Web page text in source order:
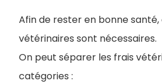
Afin de rester en bonne santé,
vétérinaires sont nécessaires.
On peut séparer les frais
catégories :